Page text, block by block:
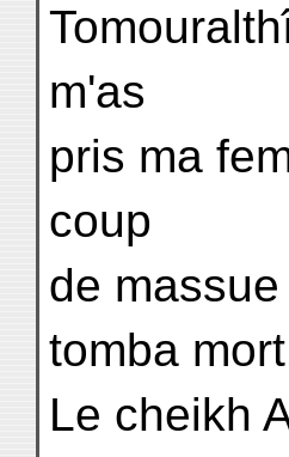
m'as
pris ma
coup
de
tomba
Le cheikh